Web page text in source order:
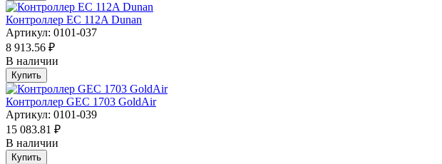
Контроллер EC 112A Dunan
Артикул: 0101-037
8 913.56 ₽
В наличии
Купить
Контроллер GEC 1703 GoldAir
Артикул: 0101-039
15 083.81 ₽
В наличии
Купить